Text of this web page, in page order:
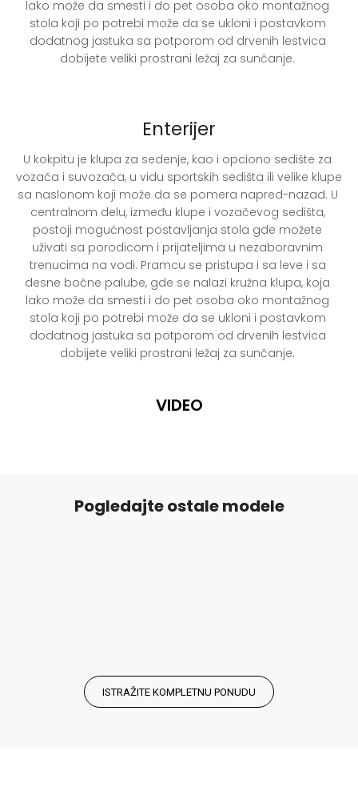
lako može da smesti i do pet osoba oko montažnog
stola koji po potrebi može da se ukloni i postavkom
dodatnog jastuka sa potporom od drvenih lestvica
dobijete veliki prostrani ležaj za sunčanje.
Enterijer
U kokpitu je klupa za sedenje, kao i opciono sedište za
vozača i suvozača, u vidu sportskih sedišta ili velike klupe
sa naslonom koji može da se pomera napred-nazad. U
centralnom delu, između klupe i vozačevog sedišta,
postoji mogućnost postavljanja stola gde možete
uživati sa porodicom i prijateljima u nezaboravnim
trenucima na vodi. Pramcu se pristupa i sa leve i sa
desne bočne palube, gde se nalazi kružna klupa, koja
lako može da smesti i do pet osoba oko montažnog
stola koji po potrebi može da se ukloni i postavkom
dodatnog jastuka sa potporom od drvenih lestvica
dobijete veliki prostrani ležaj za sunčanje.
VIDEO
Pogledajte ostale modele
ISTRAŽITE KOMPLETNU PONUDU